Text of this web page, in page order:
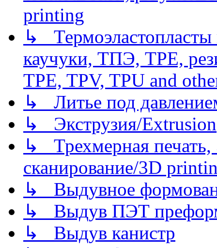
printing
↳
каучуки, ТПЭ, TPE,
TPE, TPV, TPU and
↳ Литье под
↳ Экструзия/Extrusion
↳ Трехмерная
сканирование/3D
↳ Выдувное
↳ Выдув ПЭТ
↳ Выдув канистр